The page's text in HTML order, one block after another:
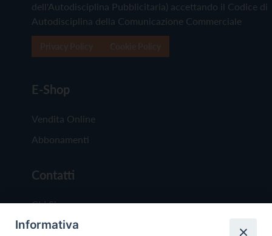
dell'Autodisciplina Pubblicitaria) accettando il Codice di
Autodisciplina della Comunicazione Commerciale
E-Shop
Vendita Online
Abbonamenti
Contatti
Chi Siamo
Redazione
Informativa